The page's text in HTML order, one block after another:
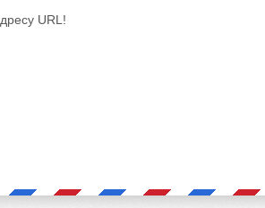
URL!